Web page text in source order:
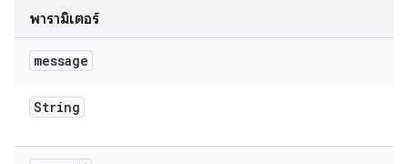
พารามิเตอร์
message
String